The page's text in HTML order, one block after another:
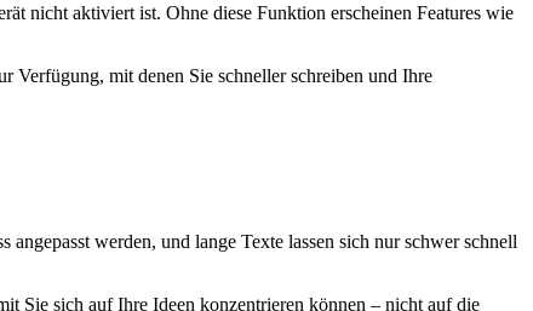
nicht aktiviert ist. Ohne diese Funktion erscheinen Features wie
Verfügung, mit denen Sie schneller schreiben und Ihre
werden, und lange Texte lassen sich nur schwer schnell
Sie sich auf Ihre Ideen konzentrieren können – nicht auf die